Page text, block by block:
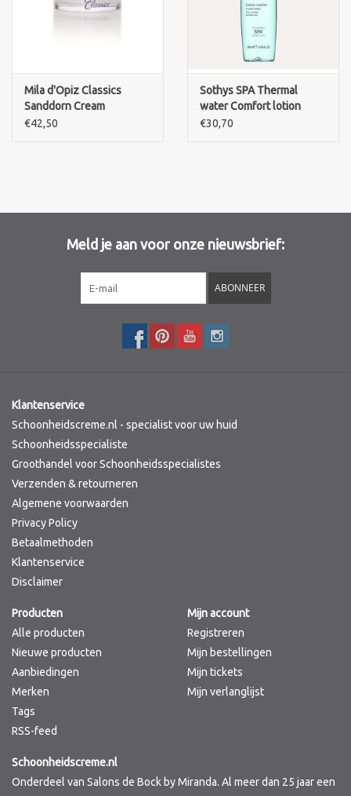
Merken
Mila d'Opiz Classics
Sanddorn Cream
€42,50
Sothys SPA Thermal
water Comfort lotion
sensitive skin.200ml
€30,70
Meld je aan voor onze nieuwsbrief:
ABONNEER
Klantenservice
Schoonheidscreme.nl - specialist voor uw huid
Schoonheidsspecialiste
Groothandel voor Schoonheidsspecialistes
Verzenden & retourneren
Algemene voorwaarden
Privacy Policy
Betaalmethoden
Klantenservice
Disclaimer
Producten
Alle producten
Nieuwe producten
Aanbiedingen
Merken
Tags
RSS-feed
Mijn account
Registreren
Mijn bestellingen
Mijn tickets
Mijn verlanglijst
Schoonheidscreme.nl
Onderdeel van Salons de Bock by Miranda. Al meer dan 25 jaar een